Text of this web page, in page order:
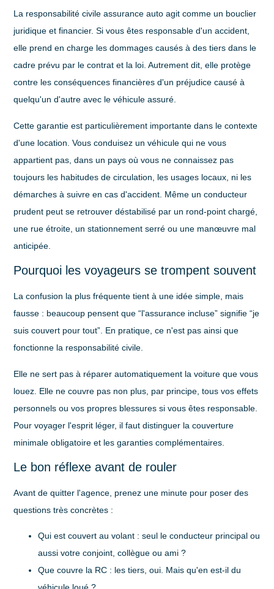
La responsabilité civile assurance auto agit comme un bouclier
juridique et financier. Si vous êtes responsable d'un accident,
elle prend en charge les dommages causés à des tiers dans le
cadre prévu par le contrat et la loi. Autrement dit, elle protège
contre les conséquences financières d'un préjudice causé à
quelqu'un d'autre avec le véhicule assuré.
Cette garantie est particulièrement importante dans le contexte
d'une location. Vous conduisez un véhicule qui ne vous
appartient pas, dans un pays où vous ne connaissez pas
toujours les habitudes de circulation, les usages locaux, ni les
démarches à suivre en cas d'accident. Même un conducteur
prudent peut se retrouver déstabilisé par un rond-point chargé,
une rue étroite, un stationnement serré ou une manœuvre mal
anticipée.
Pourquoi les voyageurs se trompent souvent
La confusion la plus fréquente tient à une idée simple, mais
fausse : beaucoup pensent que “l'assurance incluse” signifie “je
suis couvert pour tout”. En pratique, ce n'est pas ainsi que
fonctionne la responsabilité civile.
Elle ne sert pas à réparer automatiquement la voiture que vous
louez. Elle ne couvre pas non plus, par principe, tous vos effets
personnels ou vos propres blessures si vous êtes responsable.
Pour voyager l'esprit léger, il faut distinguer la couverture
minimale obligatoire et les garanties complémentaires.
Le bon réflexe avant de rouler
Avant de quitter l'agence, prenez une minute pour poser des
questions très concrètes :
Qui est couvert au volant : seul le conducteur principal ou
aussi votre conjoint, collègue ou ami ?
Que couvre la RC : les tiers, oui. Mais qu'en est-il du